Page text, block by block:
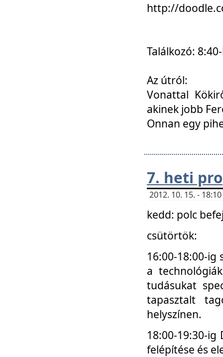
http://
Találkozó:
Az útról:
Vonattal
akinek jobb
Onnan egy
7. heti
2012. 10. 15. -
kedd: polc
csütörtök:
16:00-18:00-
a
tudásukat
tapasztalt
helyszínen.
18:00-19:30-
felépítése és